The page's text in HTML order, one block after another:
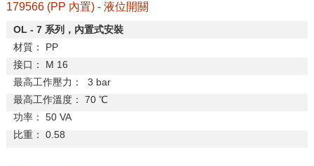
179566 (PP 內置) - 液位開關
OL - 7 系列，內置式安裝
材質：
PP
接口：
M 16
最高工作壓力：
3 bar
最高工作溫度：
70 ℃
功率：
50 VA
比重：
0.58